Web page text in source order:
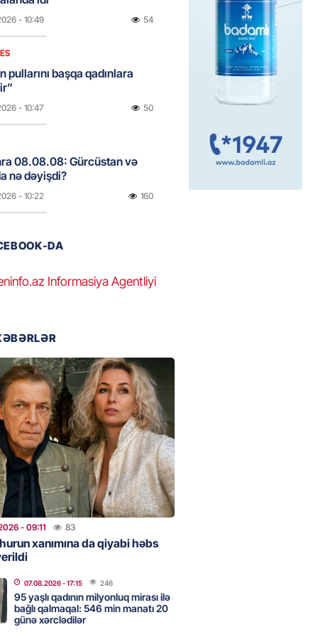
- 10:49 54
pullarını başqa qadınlara
- 10:47 50
08.08.08: Gürcüstan və
nə dəyişdi?
- 10:22 160
nişanında mediaya hücum
- 09:20 63
xanımına da qiyabi həbs
- 09:11 83
cərrahiyyə təhlükəsi:
Hospital”da sertifikatsız
- 18:31 357
tərəzi məntəqələrindən
ya yaşıl, vətəndaşa qırmızı
- 18:00
DA
Informasiya Agentliyi
- 09:11 83
xanımına da qiyabi həbs
07.08.2026- 17:15 246
95 yaşlı qadının milyonluq mirası ilə
bağlı qalmaqal: 546 min manatı 20
günə xərclədilər